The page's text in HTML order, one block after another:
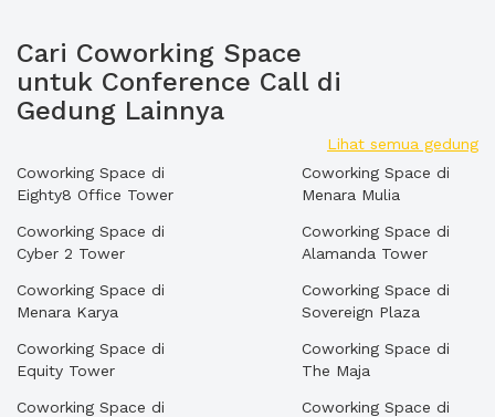
Cari Coworking Space
untuk Conference Call di
Gedung Lainnya
Lihat semua gedung
Coworking Space di
Eighty8 Office Tower
Coworking Space di
Cyber 2 Tower
Coworking Space di
Menara Karya
Coworking Space di
Equity Tower
Coworking Space di
Coworking Space di
Menara Mulia
Coworking Space di
Alamanda Tower
Coworking Space di
Sovereign Plaza
Coworking Space di
The Maja
Coworking Space di